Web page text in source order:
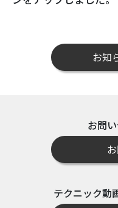
お知
お問
テクニック動